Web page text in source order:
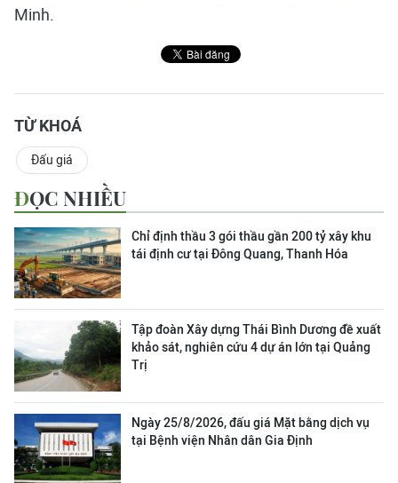
Minh.
TỪ KHOÁ
Đấu giá
ĐỌC NHIỀU
Chỉ định thầu 3 gói thầu gần 200 tỷ xây khu
tái định cư tại Đông Quang, Thanh Hóa
Tập đoàn Xây dựng Thái Bình Dương đề xuất
khảo sát, nghiên cứu 4 dự án lớn tại Quảng
Trị
Ngày 25/8/2026, đấu giá Mặt bằng dịch vụ
tại Bệnh viện Nhân dân Gia Định